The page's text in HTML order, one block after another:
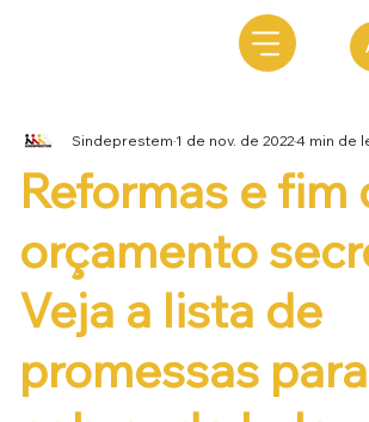
Reformas e fim
orçamento
Veja a lista de
promessas para
Sindeprestem1 de nov. de 20224 min de